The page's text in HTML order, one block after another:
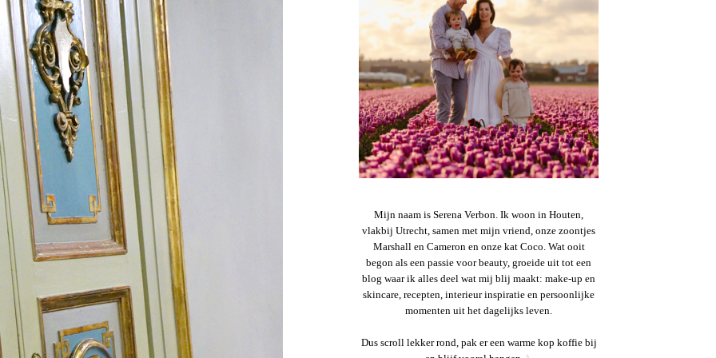
Mijn naam is Serena Verbon. Ik woon in Houten,
vlakbij Utrecht, samen met mijn vriend, onze zoontjes
Marshall en Cameron en onze kat Coco. Wat ooit
begon als een passie voor beauty, groeide uit tot een
blog waar ik alles deel wat mij blij maakt: make-up en
skincare, recepten, interieur inspiratie en persoonlijke
momenten uit het dagelijks leven.
Dus scroll lekker rond, pak er een warme kop koffie bij